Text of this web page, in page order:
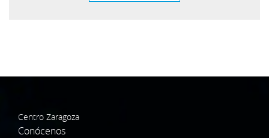
Centro Zaragoza
Conócenos